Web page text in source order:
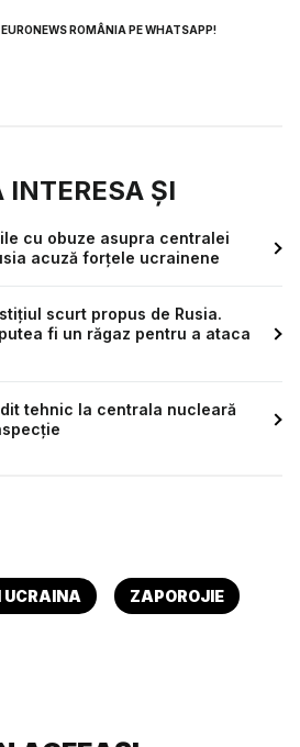
ROMÂNIA PE WHATSAPP!
ȘI
cu obuze asupra centralei
acuză forţele ucrainene
scurt propus de Rusia.
fi un răgaz pentru a ataca
tehnic la centrala nucleară
UCRAINA ZAPOROJIE